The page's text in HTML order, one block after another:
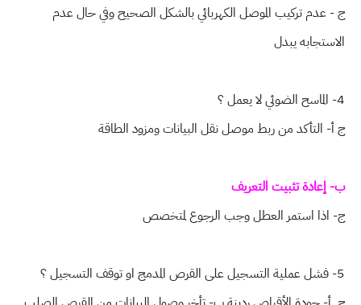
ج - عدم تركيب الموصل الكهربائي بالشكل الصحيح وفي حال عدم
الاستجابه يبدل
4- الماسح الضوئي لا يعمل ؟
ج أ- التأكد من ربط موصل نقل البيانات ومزود الطاقة
ب- إعادة تثبيت التعريف
ج- اذا استمر العطل وجب الرجوع لمتخصص
5- فشل عملية التسجيل على القرص المدمج او توقف التسجيل ؟